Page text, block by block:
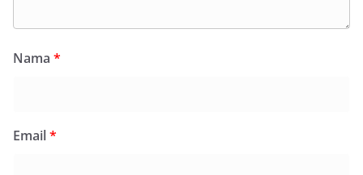
Nama *
Email*